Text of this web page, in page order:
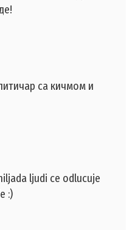
са кичмом и
ljudi ce odlucuje
:)